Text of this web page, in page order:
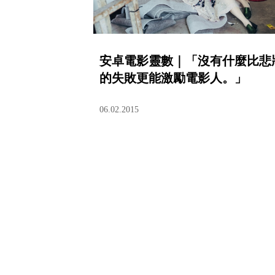
安卓電影靈數｜「沒有什麼比悲
的失敗更能激勵電影人。」
06.02.2015